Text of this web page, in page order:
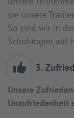
sie unsere
So sind wir in
Schulungen auf
3.
Unsere
Unzufriedenheit